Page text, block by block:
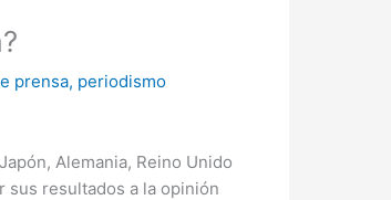
prensa, periodismo
Alemania, Reino Unido
sus resultados a la opinión